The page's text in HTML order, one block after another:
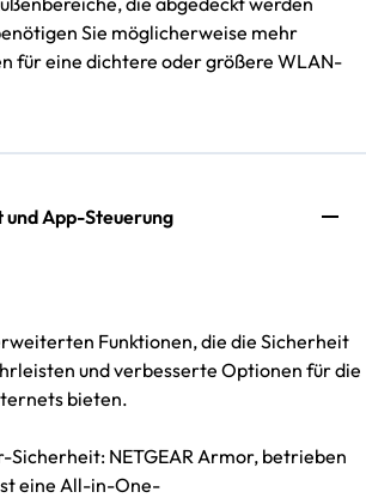
Sie möglicherweise mehr
für eine dichtere oder größere WLAN-
App-Steuerung
Funktionen, die die Sicherheit
und verbesserte Optionen für die
bieten.
NETGEAR Armor, betrieben
eine All-in-One-